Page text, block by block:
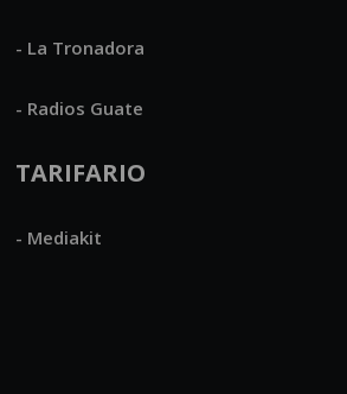
- La Tronadora
- Radios Guate
TARIFARIO
- Mediakit